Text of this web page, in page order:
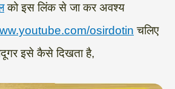
n
k
को इस लिंक से जा कर अवश्य
osirdotin चलिए
इसे कैसे दिखता है,